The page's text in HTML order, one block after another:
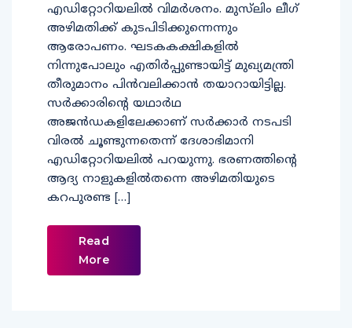
എഡിറ്റോറിയലില്‍ വിമര്‍ശനം. മുസ്‌ലിം ലീഗ്
അഴിമതിക്ക് കുടപിടിക്കുന്നെന്നും
ആരോപണം. ഘടകകക്ഷികളില്‍
നിന്നുപോലും എതിര്‍പ്പുണ്ടായിട്ട് മുഖ്യമന്ത്രി
തീരുമാനം പിന്‍വലിക്കാന്‍ തയാറായിട്ടില്ല.
സര്‍ക്കാരിന്റെ യഥാര്‍ഥ
അജന്‍ഡകളിലേക്കാണ് സര്‍ക്കാര്‍ നടപടി
വിരല്‍ ചൂണ്ടുന്നതെന്ന് ദേശാഭിമാനി
എഡിറ്റോറിയലില്‍ പറയുന്നു. ഭരണത്തിന്റെ
ആദ്യ നാളുകളില്‍തന്നെ അഴിമതിയുടെ
കറപുരണ്ട […]
Read
More